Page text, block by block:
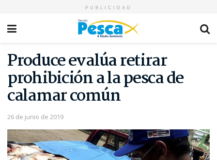
PUBLICIDAD
Produce evalúa retirar
prohibición a la pesca de
calamar común
26 de junio de 2019